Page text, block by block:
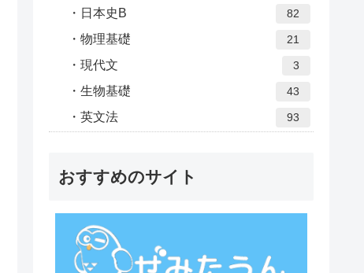
日本史B 82
物理基礎 21
現代文 3
生物基礎 43
英文法 93
おすすめのサイト